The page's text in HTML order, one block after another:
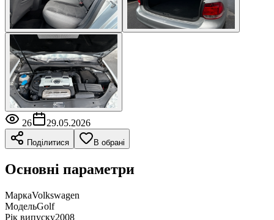
26 29.05.2026
Поділитися В обрані
Основні параметри
МаркаVolkswagen
МодельGolf
Рік випуску2008